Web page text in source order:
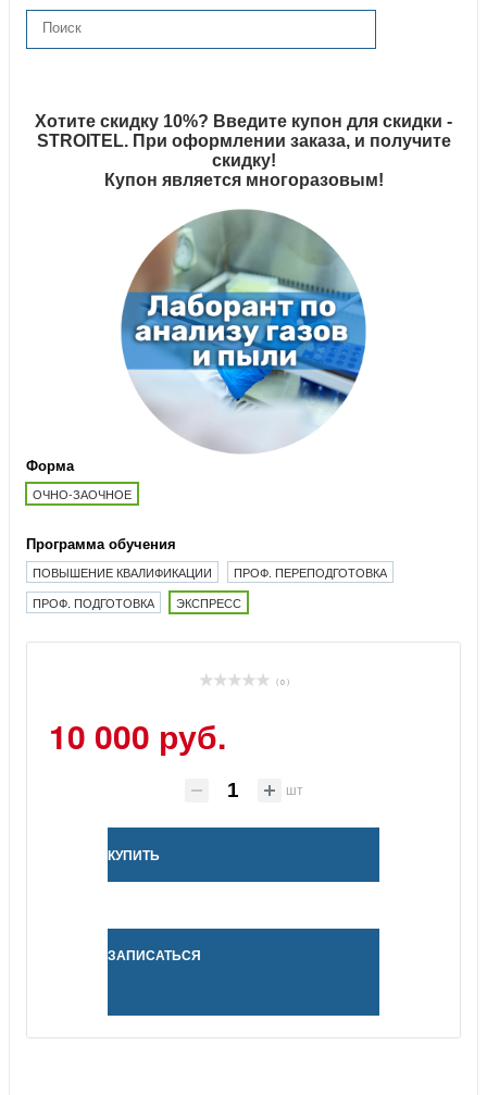
Хотите скидку 10%? Введите купон для скидки -
STROITEL. При оформлении заказа, и получите
скидку!
Купон является многоразовым!
Форма
ОЧНО-ЗАОЧНОЕ
Программа обучения
ПОВЫШЕНИЕ КВАЛИФИКАЦИИ
ПРОФ. ПЕРЕПОДГОТОВКА
ПРОФ. ПОДГОТОВКА
ЭКСПРЕСС
( 0 )
10 000 руб.
шт
КУПИТЬ
ЗАПИСАТЬСЯ